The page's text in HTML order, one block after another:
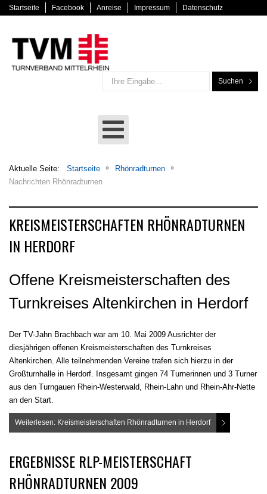
Startseite Facebook Anreise Impressum Datenschutz
Suchen
Aktuelle Seite: Startseite
Rhönradturnen
Nachrichten Rhönradturnen
KREISMEISTERSCHAFTEN RHÖNRADTURNEN
IN HERDORF
Offene Kreismeisterschaften des
Turnkreises Altenkirchen in Herdorf
Der TV-Jahn Brachbach war am 10. Mai 2009 Ausrichter der
diesjährigen offenen Kreismeisterschaften des Turnkreises
Altenkirchen. Alle teilnehmenden Vereine trafen sich hierzu in der
Großturnhalle in Herdorf. Insgesamt gingen 74 Turnerinnen und 3 Turner
aus den Turngauen Rhein-Westerwald, Rhein-Lahn und Rhein-Ahr-Nette
an den Start.
Weiterlesen: Kreismeisterschaften Rhönradturnen in Herdorf
ERGEBNISSE RLP-MEISTERSCHAFT
RHÖNRADTURNEN 2009